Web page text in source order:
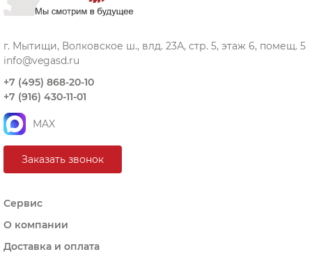
г. Мытищи, Волковское ш., влд. 23А, стр. 5, этаж 6, помещ. 5
info@vegasd.ru
+7 (495) 868-20-10
+7 (916) 430-11-01
MAX
Заказать звонок
Сервис
О компании
Доставка и оплата